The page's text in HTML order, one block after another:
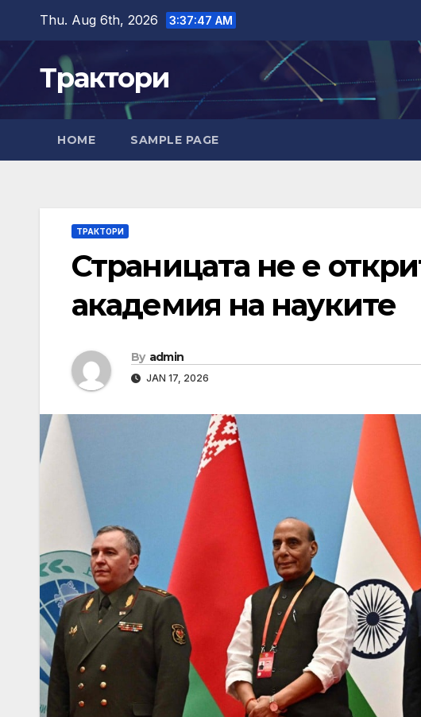
content
Thu. Aug 6th, 2026 3:37:48 AM
Трактори
HOME SAMPLE PAGE
ТРАКТОРИ
Страницата не е
академия на науките
By admin
JAN 17, 2026